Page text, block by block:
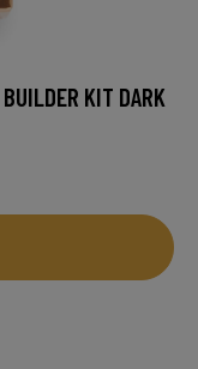
KIT DARK